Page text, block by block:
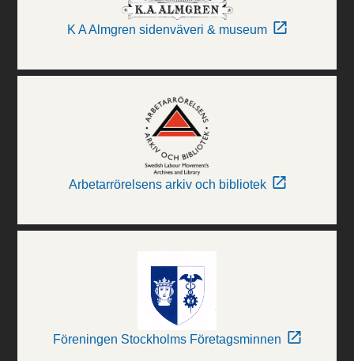
K A Almgren sidenväveri & museum
Arbetarrörelsens arkiv och bibliotek
Föreningen Stockholms Företagsminnen